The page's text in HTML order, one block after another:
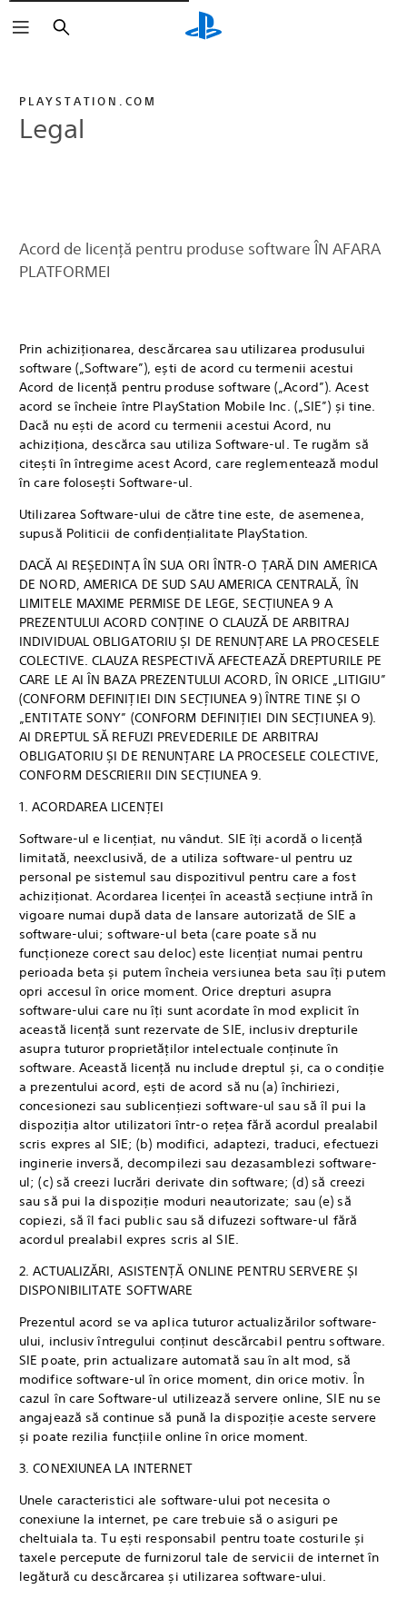
PLAYSTATION.COM
Legal
Acord de licență pentru produse software ÎN AFARA
PLATFORMEI
Prin achiziționarea, descărcarea sau utilizarea produsului
software („Software”), ești de acord cu termenii acestui
Acord de licență pentru produse software („Acord”). Acest
acord se încheie între PlayStation Mobile Inc. („SIE”) și tine.
Dacă nu ești de acord cu termenii acestui Acord, nu
achiziționa, descărca sau utiliza Software-ul. Te rugăm să
citești în întregime acest Acord, care reglementează modul
în care folosești Software-ul.
Utilizarea Software-ului de către tine este, de asemenea,
supusă Politicii de confidențialitate PlayStation.
DACĂ AI REȘEDINȚA ÎN SUA ORI ÎNTR-O ȚARĂ DIN AMERICA
DE NORD, AMERICA DE SUD SAU AMERICA CENTRALĂ, ÎN
LIMITELE MAXIME PERMISE DE LEGE, SECȚIUNEA 9 A
PREZENTULUI ACORD CONȚINE O CLAUZĂ DE ARBITRAJ
INDIVIDUAL OBLIGATORIU ȘI DE RENUNȚARE LA PROCESELE
COLECTIVE. CLAUZA RESPECTIVĂ AFECTEAZĂ DREPTURILE PE
CARE LE AI ÎN BAZA PREZENTULUI ACORD, ÎN ORICE „LITIGIU”
(CONFORM DEFINIȚIEI DIN SECȚIUNEA 9) ÎNTRE TINE ȘI O
„ENTITATE SONY” (CONFORM DEFINIȚIEI DIN SECȚIUNEA 9).
AI DREPTUL SĂ REFUZI PREVEDERILE DE ARBITRAJ
OBLIGATORIU ȘI DE RENUNȚARE LA PROCESELE COLECTIVE,
CONFORM DESCRIERII DIN SECȚIUNEA 9.
1. ACORDAREA LICENȚEI
Software-ul e licențiat, nu vândut. SIE îți acordă o licență
limitată, neexclusivă, de a utiliza software-ul pentru uz
personal pe sistemul sau dispozitivul pentru care a fost
achiziționat. Acordarea licenței în această secțiune intră în
vigoare numai după data de lansare autorizată de SIE a
software-ului; software-ul beta (care poate să nu
funcționeze corect sau deloc) este licențiat numai pentru
perioada beta și putem încheia versiunea beta sau îți putem
opri accesul în orice moment. Orice drepturi asupra
software-ului care nu îți sunt acordate în mod explicit în
această licență sunt rezervate de SIE, inclusiv drepturile
asupra tuturor proprietăților intelectuale conținute în
software. Această licență nu include dreptul și, ca o condiție
a prezentului acord, ești de acord să nu (a) închiriezi,
concesionezi sau sublicențiezi software-ul sau să îl pui la
dispoziția altor utilizatori într-o rețea fără acordul prealabil
scris expres al SIE; (b) modifici, adaptezi, traduci, efectuezi
inginerie inversă, decompilezi sau dezasamblezi software-
ul; (c) să creezi lucrări derivate din software; (d) să creezi
sau să pui la dispoziție moduri neautorizate; sau (e) să
copiezi, să îl faci public sau să difuzezi software-ul fără
acordul prealabil expres scris al SIE.
2. ACTUALIZĂRI, ASISTENȚĂ ONLINE PENTRU SERVERE ȘI
DISPONIBILITATE SOFTWARE
Prezentul acord se va aplica tuturor actualizărilor software-
ului, inclusiv întregului conținut descărcabil pentru software.
SIE poate, prin actualizare automată sau în alt mod, să
modifice software-ul în orice moment, din orice motiv. În
cazul în care Software-ul utilizează servere online, SIE nu se
angajează să continue să pună la dispoziție aceste servere
și poate rezilia funcțiile online în orice moment.
3. CONEXIUNEA LA INTERNET
Unele caracteristici ale software-ului pot necesita o
conexiune la internet, pe care trebuie să o asiguri pe
cheltuiala ta. Tu ești responsabil pentru toate costurile și
taxele percepute de furnizorul tale de servicii de internet în
legătură cu descărcarea și utilizarea software-ului.